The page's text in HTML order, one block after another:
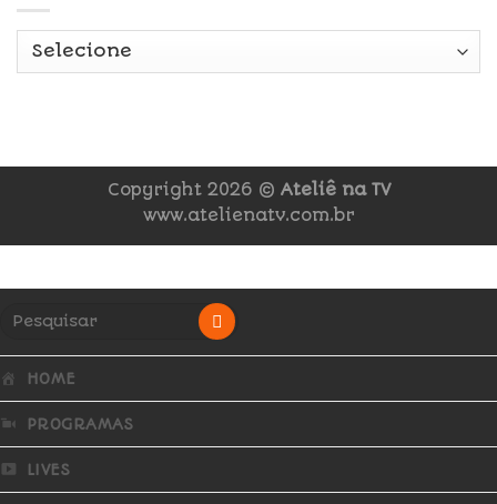
Copyright 2026 © Ateliê na TV
www.atelienatv.com.br
HOME
PROGRAMAS
LIVES